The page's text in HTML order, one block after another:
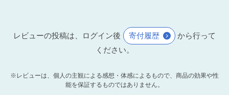
レビューの投稿は、ログイン後 寄付履歴
から行って
ください。
※レビューは、個人の主観による感想・体感によるもので、商品の効果や性
能を保証するものではありません。